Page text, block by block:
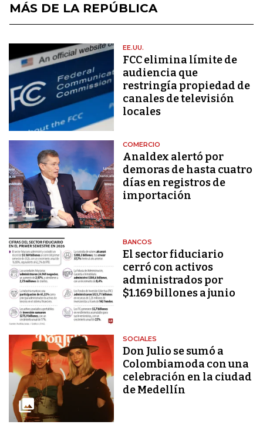
MÁS DE LA REPÚBLICA
EE.UU.
FCC elimina límite de
audiencia que
restringía propiedad de
canales de televisión
locales
COMERCIO
Analdex alertó por
demoras de hasta cuatro
días en registros de
importación
BANCOS
El sector fiduciario
cerró con activos
administrados por
$1.169 billones a junio
SOCIALES
Don Julio se sumó a
Colombiamoda con una
celebración en la ciudad
de Medellín